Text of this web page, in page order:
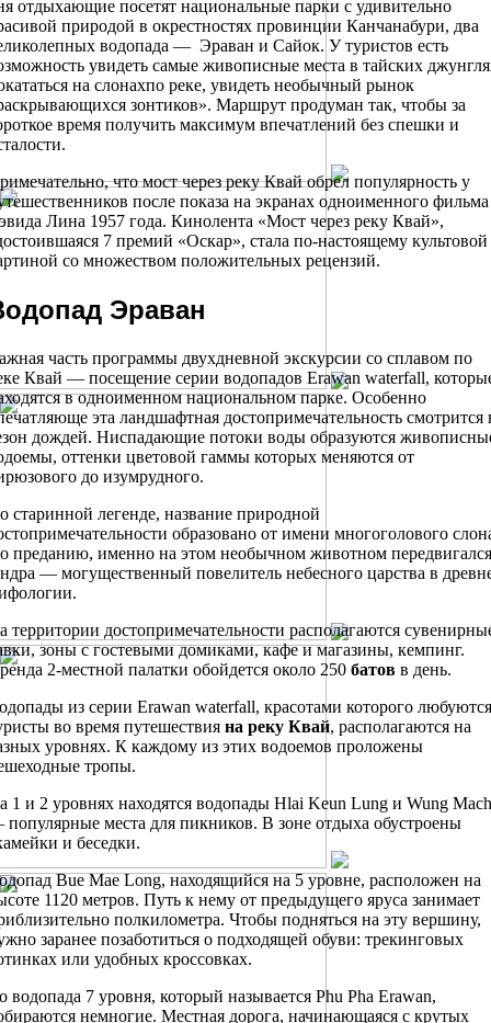
отдыхающие посетят национальные парки с удивительно
природой в окрестностях провинции Канчанабури, два
водопада — Эраван и Сайок. У туристов есть
увидеть самые живописные места в тайских
на слонахпо реке, увидеть необычный рынок
зонтиков». Маршрут продуман так, чтобы за
время получить максимум впечатлений без спешки и
что мост через реку Квай обрел популярность у
после показа на экранах одноименного фильма
Лина 1957 года. Кинолента «Мост через реку Квай»,
7 премий «Оскар», стала по-настоящему культовой
со множеством положительных рецензий.
Эраван
часть программы двухдневной экскурсии со сплавом по
Квай — посещение серии водопадов Erawan waterfall,
в одноименном национальном парке. Особенно
эта ландшафтная достопримечательность смотрится
дождей. Ниспадающие потоки воды образуются
оттенки цветовой гаммы которых меняются от
до изумрудного.
старинной легенде, название природной
образовано от имени многоголового
преданию, именно на этом необычном животном передвигался
— могущественный повелитель небесного царства в
территории достопримечательности располагаются
зоны с гостевыми домиками, кафе и магазины, кемпинг.
2-местной палатки обойдется около 250 батов в день.
из серии Erawan waterfall, красотами которого любуются
во время путешествия на реку Квай, располагаются на
уровнях. К каждому из этих водоемов проложены
тропы.
1 и 2 уровнях находятся водопады Hlai Keun Lung и Wung
места для пикников. В зоне отдыха обустроены
и беседки.
Bue Mae Long, находящийся на 5 уровне, расположен на
1120 метров. Путь к нему от предыдущего яруса занимает
полкилометра. Чтобы подняться на эту вершину,
заранее позаботиться о подходящей обуви: трекинговых
или удобных кроссовках.
водопада 7 уровня, который называется Phu Pha Erawan,
немногие. Местная дорога, начинающаяся с крутых